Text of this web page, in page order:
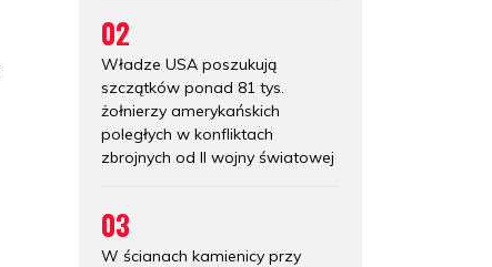
02
Władze USA poszukują
szczątków ponad 81 tys.
żołnierzy amerykańskich
poległych w konfliktach
zbrojnych od II wojny światowej
03
W ścianach kamienicy przy